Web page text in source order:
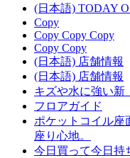
(日本語) TODAY
Copy
Copy Copy Copy
Copy Copy
(日本語) 店舗情報
(日本語) 店舗情報
キズや水に強い新
フロアガイド
ポケットコイル座
座り心地。
今日買って今日持